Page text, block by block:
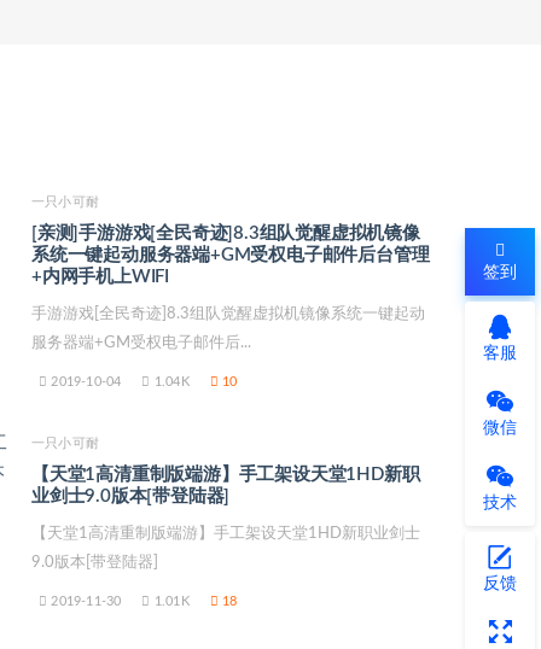
一只小可耐
[亲测]手游游戏[全民奇迹]8.3组队觉醒虚拟机镜像
系统一键起动服务器端+GM受权电子邮件后台管理
+内网手机上WIFI
手游游戏[全民奇迹]8.3组队觉醒虚拟机镜像系统一键起动
服务器端+GM受权电子邮件后...
2019-10-04 1.04K 10
一只小可耐
【天堂1高清重制版端游】手工架设天堂1HD新职
业剑士9.0版本[带登陆器]
【天堂1高清重制版端游】手工架设天堂1HD新职业剑士
9.0版本[带登陆器]
2019-11-30 1.01K 18
签到
客服
微信
技术
反馈